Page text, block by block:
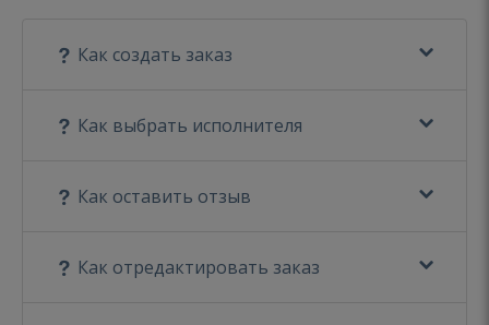
Как создать заказ
Как выбрать исполнителя
Как оставить отзыв
Как отредактировать заказ